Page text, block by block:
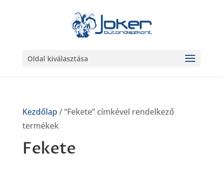
Oldal kiválasztása
Kezdőlap / “Fekete” címkével rendelkező
termékek
Fekete